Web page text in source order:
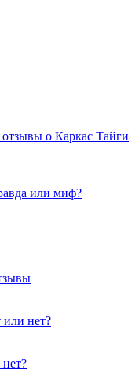
о Каркас Тайги
или миф?
или нет?